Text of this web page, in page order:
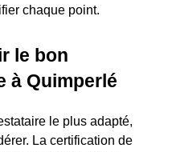
chaque point.
le bon
à Quimperlé
le plus adapté,
La certification de